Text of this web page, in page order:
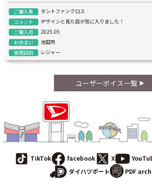
ご購入車
タントファンクロス
コメント
デザインと見た目が気に入りました！
ご購入月
2025.05
お住まい
池田市
使用目的
レジャー
ユーザーボイス一覧
TikTok facebook X
ダイハツポート
PDF